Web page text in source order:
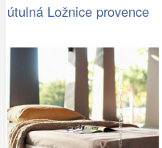
útulná Ložnice provence